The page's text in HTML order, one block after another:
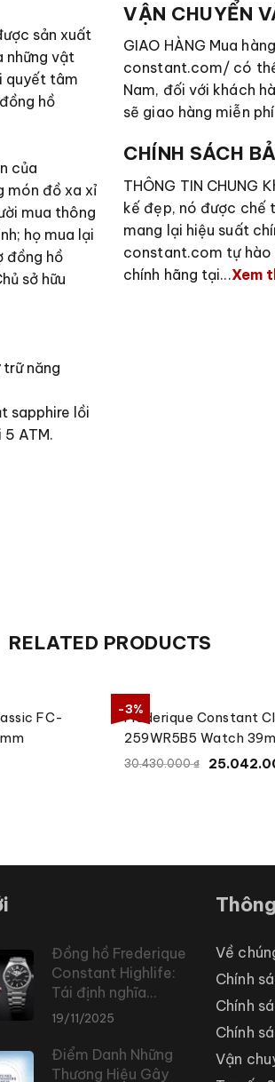
sản xuất
những vật
quyết tâm
hồ
của
món đồ xa xỉ
mua thông
họ mua lại
đồng hồ
sở hữu
năng
sapphire lồi
ATM.
VẬN CHUYỂN
GIAO HÀNG Mua
constant.com/ có
Nam, đối với khách
sẽ giao hàng miễn
CHÍNH SÁCH
THÔNG TIN
kế đẹp, nó được chế
mang lại hiệu suất
constant.com tự hào
chính hãng tại...Xem
RELATED PRODUCTS
FC-
-3%
Frederique Constant
259WR5B5 Watch
30.430.000₫
Đồng hồ Frederique
Constant Highlife:
Tái định nghĩa
Sport-Chic và hệ
hợp đỉnh cao
19/11/2025
Điểm Danh Những
Thương Hiệu Gây
Về
Chính
Chính
Chính
Vận